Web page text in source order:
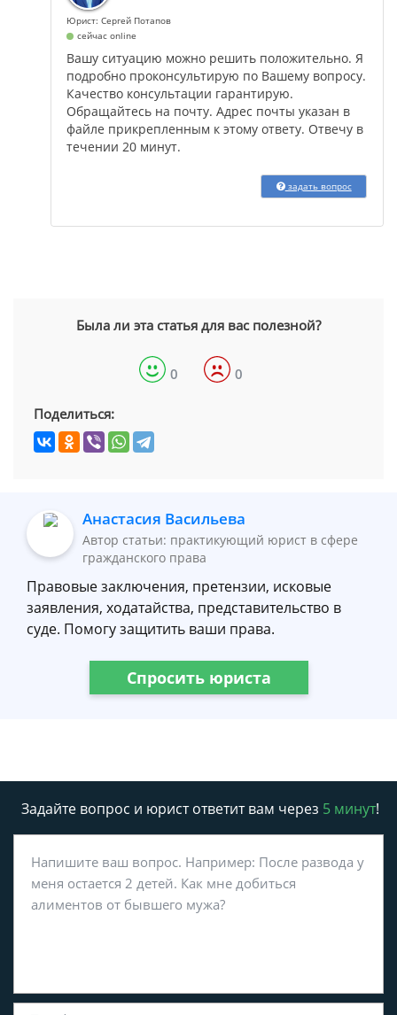
Юрист: Сергей Потапов
сейчас online
Вашу ситуацию можно решить положительно. Я
подробно проконсультирую по Вашему вопросу.
Качество консультации гарантирую.
Обращайтесь на почту. Адрес почты указан в
файле прикрепленным к этому ответу. Отвечу в
течении 20 минут.
задать вопрос
Была ли эта статья для вас полезной?
0 0
Поделиться:
Анастасия Васильева
Автор статьи: практикующий юрист в сфере
гражданского права
Правовые заключения, претензии, исковые
заявления, ходатайства, представительство в
суде. Помогу защитить ваши права.
Спросить юриста
Задайте вопрос и юрист ответит вам через 5 минут!